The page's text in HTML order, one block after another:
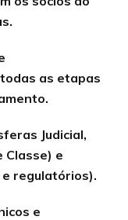
as etapas
Judicial,
Classe) e
regulatórios).
e